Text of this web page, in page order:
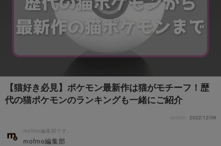
【猫好き必見】ポケモン最新作は猫がモチーフ！歴
代の猫ポケモンのランキングも一緒にご紹介
update
2022/12/09
mofmo編集部です。
mofmo編集部